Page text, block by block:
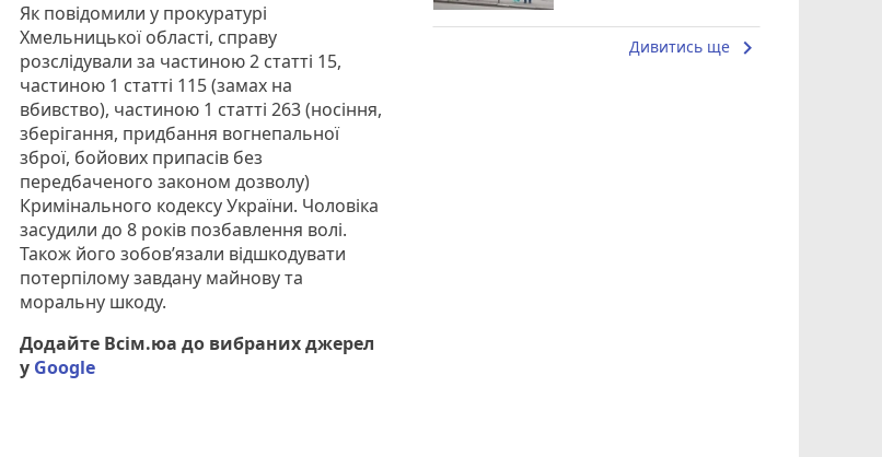
Як повідомили у прокуратурі
Хмельницької області, справу
розслідували за частиною 2 статті 15,
частиною 1 статті 115 (замах на
вбивство), частиною 1 статті 263 (носіння,
зберігання, придбання вогнепальної
зброї, бойових припасів без
передбаченого законом дозволу)
Кримінального кодексу України. Чоловіка
засудили до 8 років позбавлення волі.
Також його зобов’язали відшкодувати
потерпілому завдану майнову та
моральну шкоду.
Додайте Всім.юа до вибраних джерел
у Google
Дивитись ще keyboard_arrow_right